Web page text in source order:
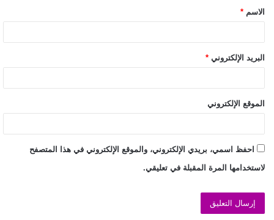
الاسم *
البريد الإلكتروني *
الموقع الإلكتروني
احفظ اسمي، بريدي الإلكتروني، والموقع الإلكتروني في هذا المتصفح
لاستخدامها المرة المقبلة في تعليقي.